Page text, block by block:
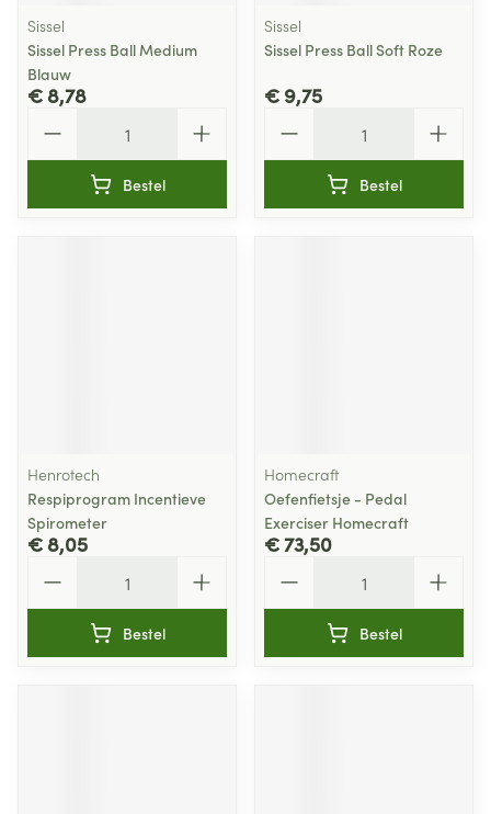
Sissel
Sissel Press Ball Medium
Blauw
€ 8,78
Bestel
Sissel
Sissel Press Ball Soft Roze
€ 9,75
Bestel
Henrotech
Respiprogram Incentieve
Spirometer
€ 8,05
Bestel
Homecraft
Oefenfietsje - Pedal
Exerciser Homecraft
€ 73,50
Bestel